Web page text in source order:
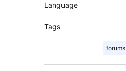
Language
Tags
forums